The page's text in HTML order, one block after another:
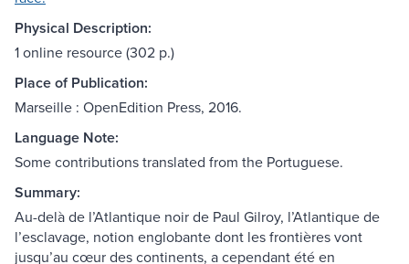
Physical Description:
1 online resource (302 p.)
Place of Publication:
Marseille : OpenEdition Press, 2016.
Language Note:
Some contributions translated from the Portuguese.
Summary:
Au-delà de l’Atlantique noir de Paul Gilroy, l’Atlantique de
l’esclavage, notion englobante dont les frontières vont
jusqu’au cœur des continents, a cependant été en